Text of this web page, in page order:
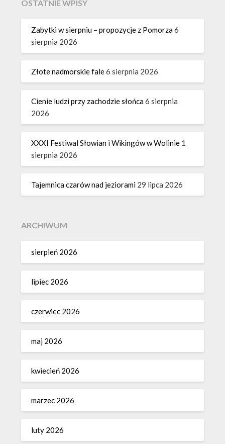
OSTATNIE WPISY
Zabytki w sierpniu – propozycje z Pomorza6
sierpnia 2026
Złote nadmorskie fale6 sierpnia 2026
Cienie ludzi przy zachodzie słońca6 sierpnia
2026
XXXI Festiwal Słowian i Wikingów w Wolinie 1
sierpnia 2026
Tajemnica czarów nad jeziorami 29 lipca 2026
ARCHIWUM
sierpień 2026
lipiec 2026
czerwiec 2026
maj 2026
kwiecień 2026
marzec 2026
luty 2026